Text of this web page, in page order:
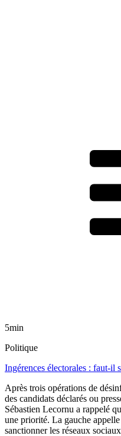
5min
Politique
Ingérences électorales : faut-il
Après trois opérations de
des candidats déclarés ou
Sébastien Lecornu a rappelé
une priorité. La gauche
sanctionner les réseaux